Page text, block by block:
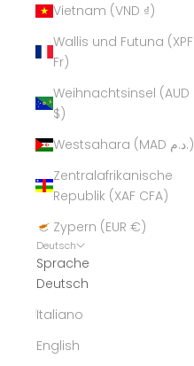
Vietnam (VND ₫)
Wallis und Futuna (XPF
Fr)
Weihnachtsinsel (AUD
$)
Westsahara (MAD د.م.)
Zentralafrikanische
Republik (XAF CFA)
Zypern (EUR €)
Deutsch
Sprache
Deutsch
Italiano
English